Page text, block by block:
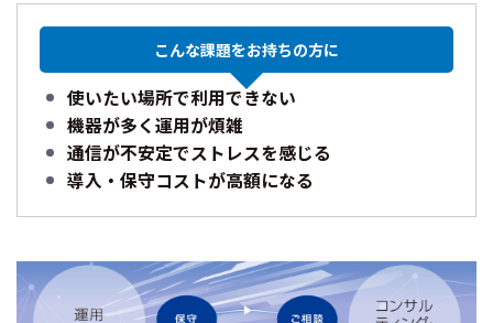
こんな課題をお持ちの方に
使いたい場所で利用できない
機器が多く運用が煩雑
通信が不安定でストレスを感じる
導入・保守コストが高額になる